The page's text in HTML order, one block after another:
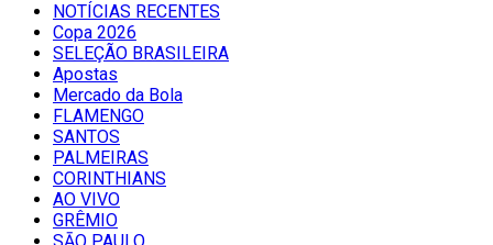
NOTÍCIAS RECENTES
Copa 2026
SELEÇÃO BRASILEIRA
Apostas
Mercado da Bola
FLAMENGO
SANTOS
PALMEIRAS
CORINTHIANS
AO VIVO
GRÊMIO